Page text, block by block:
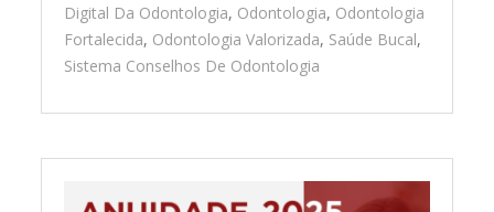
Digital Da Odontologia, Odontologia, Odontologia
Fortalecida, Odontologia Valorizada, Saúde Bucal,
Sistema Conselhos De Odontologia